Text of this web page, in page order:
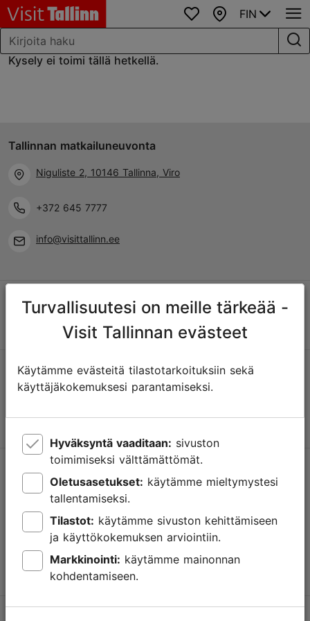
SuosikitKartta
FIN
Kysely ei toimi tällä hetkellä.
Tallinnan matkailuneuvonta
Niguliste 2, 10146 Tallinna, Viro
+372 645 7777
info@visittallinn.ee
Tallinnassa tapahtuu
Tuki
Käyttöehdot
UKK
Ota yhteyttä
Turvallisuutesi on meille tärkeää -
Visit Tallinnan evästeet
Käytämme evästeitä tilastotarkoituksiin sekä
käyttäjäkokemuksesi parantamiseksi.
Hyväksyntä vaaditaan:
toimimiseksi välttämättömät.
Oletusasetukset:
tallentamiseksi.
Tilastot:
ja käyttökokemuksen arviointiin.
Markkinointi:
kohdentamiseen.